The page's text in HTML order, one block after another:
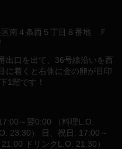
区南４条西５丁目８番地 Ｆ
出口を出て、36号線沿いを西
に着くと右側に金の卵が目印
1階です！
～翌0:00 （料理L.O.
23:30） 日、祝日: 17:00～
ドリンクL.O. 21:30）